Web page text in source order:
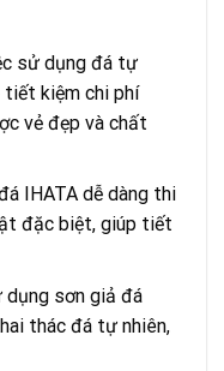
sử dụng đá tự
tiết kiệm chi phí
vẻ đẹp và chất
IHATA dễ dàng thi
đặc biệt, giúp tiết
dụng sơn giả đá
thác đá tự nhiên,